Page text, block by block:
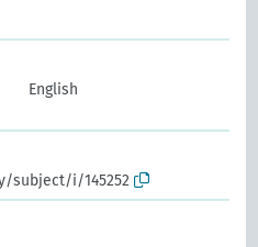
English
subject/i/145252